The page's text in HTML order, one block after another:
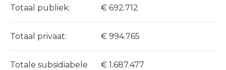
Totaal publiek: € 692.712
Totaal privaat: € 994.765
Totale subsidiabele
€ 1.687.477